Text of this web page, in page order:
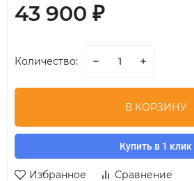
43 900 ₽
Количество:
В КОРЗИНУ
Купить в 1 клик
Избранное
Сравнение